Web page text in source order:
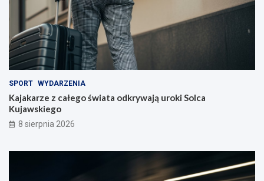
SPORT WYDARZENIA
Kajakarze z całego świata odkrywają uroki Solca
Kujawskiego
8 sierpnia 2026